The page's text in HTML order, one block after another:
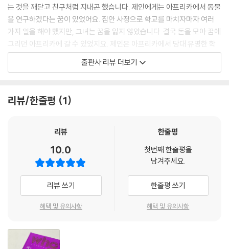
는 것을 깨닫고 친구처럼 지내곤 했습니다. 제인에게는 아프리카에서 동물
을 연구하겠다는 꿈이 있었어요. 집안 사정으로 학교를 마치자마자 여러
가지 일을 해야 했지만, 그녀는 꿈을 잃지 않았습니다. 결국 돈을 모아 꿈에
그리던 아프리카에 갈 수 있었지요. 제인은 아프리카에서 당대 유명한 학
자였던 리키 박사를 만났는데, 동물에 대한 애정과 지식을 인정받아 그의
후원으로 침팬지 연구를 할 수 있게 되었어요.
물론 인간에 대한 지식도 넓어질 수 있었답니다. 이제 제인 구달은 세계를
지, 유명한 동물학자 등 다양한 배경 지식을 만날 수 있습니다. 인물의 이야
기를 따라가며 자연스럽게 역사, 문화, 사회 등 여러 영역의 통합 학습이 가
능합니다.
어린이 진로 탐색 코너는 자기 이해와 직업 세계 이해, 진로 설계 등 진로
더 깊이 이해하고 독자 스스로 자신의 진로를 탐색해 볼 수 있도록 해 줍니
출판사 리뷰 더보기
리뷰/한줄평 1
리뷰
10.0
리뷰 쓰기
혜택 및 유의사항
한줄평
첫번째 한줄평을
남겨주세요.
한줄평 쓰기
혜택 및 유의사항